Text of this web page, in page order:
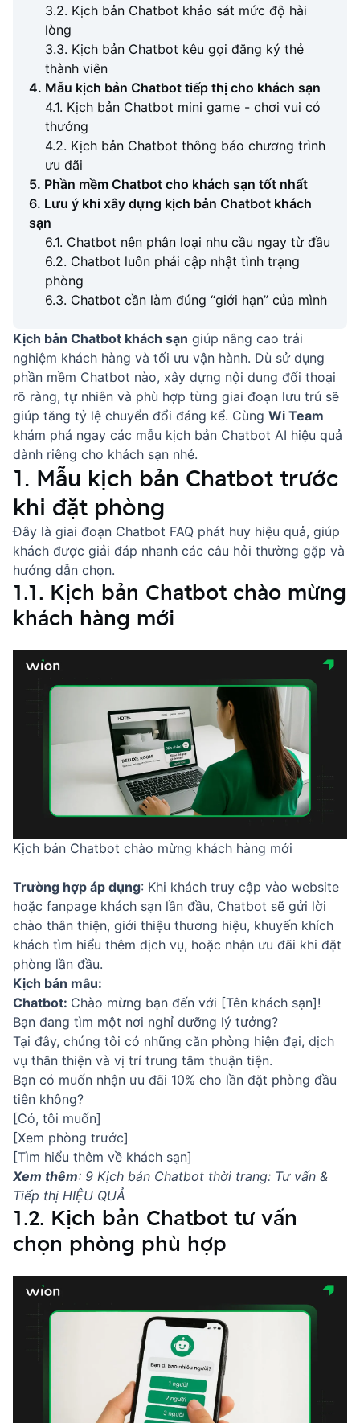
3.2. Kịch bản Chatbot khảo sát mức độ hài
lòng
3.3. Kịch bản Chatbot kêu gọi đăng ký thẻ
thành viên
4. Mẫu kịch bản Chatbot tiếp thị cho khách sạn
4.1. Kịch bản Chatbot mini game - chơi vui có
thưởng
4.2. Kịch bản Chatbot thông báo chương trình
ưu đãi
5. Phần mềm Chatbot cho khách sạn tốt nhất
6. Lưu ý khi xây dựng kịch bản Chatbot khách
sạn
6.1. Chatbot nên phân loại nhu cầu ngay từ đầu
6.2. Chatbot luôn phải cập nhật tình trạng
phòng
6.3. Chatbot cần làm đúng “giới hạn” của mình
Kịch bản Chatbot khách sạn giúp nâng cao trải
nghiệm khách hàng và tối ưu vận hành. Dù sử dụng
phần mềm Chatbot nào, xây dựng nội dung đối thoại
rõ ràng, tự nhiên và phù hợp từng giai đoạn lưu trú sẽ
giúp tăng tỷ lệ chuyển đổi đáng kể. Cùng Wi Team
khám phá ngay các mẫu kịch bản Chatbot AI hiệu quả
dành riêng cho khách sạn nhé.
1. Mẫu kịch bản Chatbot trước
khi đặt phòng
Đây là giai đoạn Chatbot FAQ phát huy hiệu quả, giúp
khách được giải đáp nhanh các câu hỏi thường gặp và
hướng dẫn chọn.
1.1. Kịch bản Chatbot chào mừng
khách hàng mới
Kịch bản Chatbot chào mừng khách hàng mới
Trường hợp áp dụng: Khi khách truy cập vào website
hoặc fanpage khách sạn lần đầu, Chatbot sẽ gửi lời
chào thân thiện, giới thiệu thương hiệu, khuyến khích
khách tìm hiểu thêm dịch vụ, hoặc nhận ưu đãi khi đặt
phòng lần đầu.
Kịch bản mẫu:
Chatbot: Chào mừng bạn đến với [Tên khách sạn]!
Bạn đang tìm một nơi nghỉ dưỡng lý tưởng?
Tại đây, chúng tôi có những căn phòng hiện đại, dịch
vụ thân thiện và vị trí trung tâm thuận tiện.
Bạn có muốn nhận ưu đãi 10% cho lần đặt phòng đầu
tiên không?
[Có, tôi muốn]
[Xem phòng trước]
[Tìm hiểu thêm về khách sạn]
Xem thêm: 9 Kịch bản Chatbot thời trang: Tư vấn &
Tiếp thị HIỆU QUẢ
1.2. Kịch bản Chatbot tư vấn
chọn phòng phù hợp